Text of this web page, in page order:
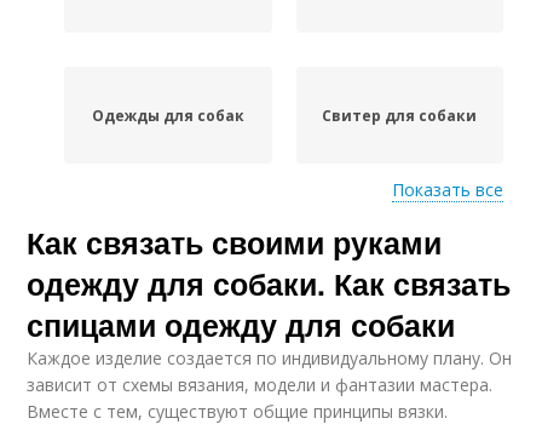
Одежды для собак Свитер для собаки
Вязания для собак Кофточка для собаки
Вязаная кофта
Костюмчик для
собаки
Показать все
Как связать своими руками
одежду для собаки. Как связать
спицами одежду для собаки
Каждое изделие создается по индивидуальному плану. Он
зависит от схемы вязания, модели и фантазии мастера.
Вместе с тем, существуют общие принципы вязки.